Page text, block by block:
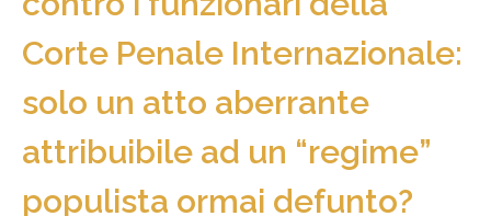
Corte Penale Internazionale:
solo un atto aberrante
attribuibile ad un “regime”
populista ormai defunto?